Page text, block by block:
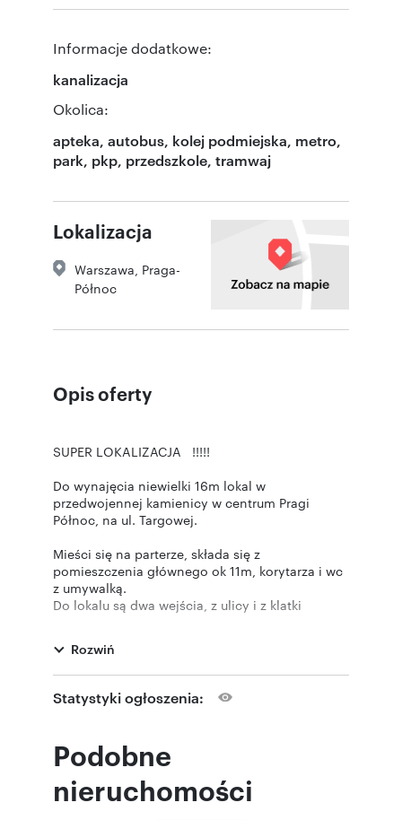
Informacje dodatkowe:
kanalizacja
Okolica:
apteka, autobus, kolej podmiejska, metro,
park, pkp, przedszkole, tramwaj
Lokalizacja
Warszawa Praga-
Północ
Opis oferty
SUPER LOKALIZACJA !!!!!
Do wynajęcia niewielki 16m lokal w
przedwojennej kamienicy w centrum Pragi
Północ, na ul. Targowej.
Mieści się na parterze, składa się z
pomieszczenia głównego ok 11m, korytarza i wc
z umywalką.
Do lokalu są dwa wejścia, z ulicy i z klatki
wysoki.
Lokal do odświeżenia.
Czynsz najmu 2500 zł netto ( w tym woda i
Kaucja 5000zł.
Rozwiń
Statystyki ogłoszenia:
Podobne
nieruchomości